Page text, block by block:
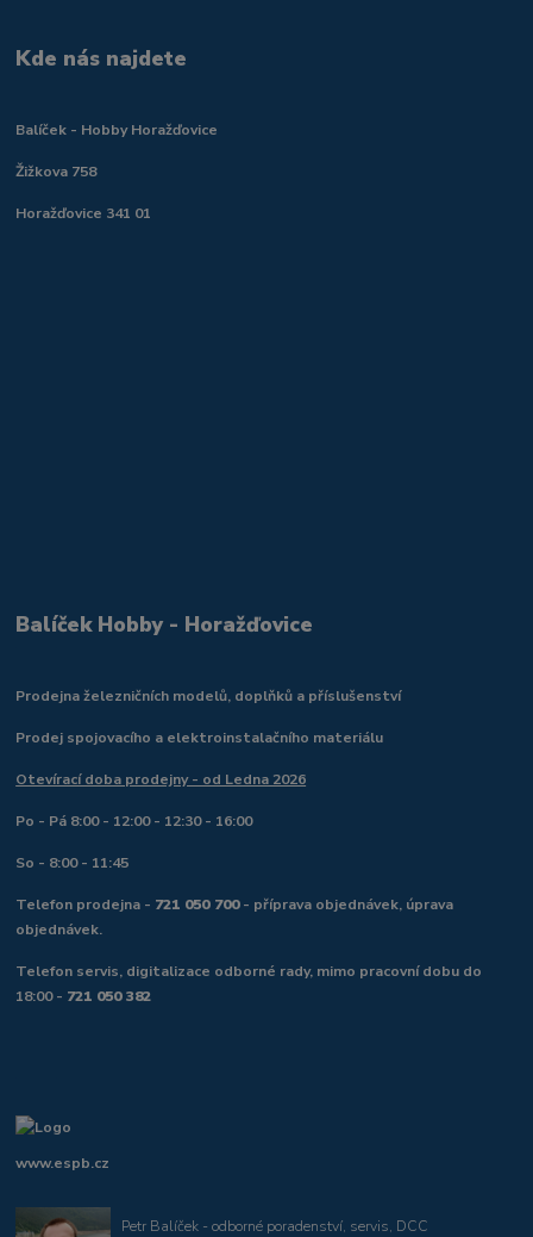
Kde nás najdete
Balíček - Hobby Horažďovice
Žižkova 758
Horažďovice 341 01
Balíček Hobby - Horažďovice
Prodejna železničních modelů, doplňků a příslušenství
Prodej spojovacího a elektroinstalačního materiálu
Otevírací doba prodejny - od Ledna 2026
Po - Pá 8:00 - 12:00 - 12:30 - 16:00
So - 8:00 - 11:45
Telefon prodejna - 721 050 700- příprava objednávek, úprava
objednávek.
Telefon servis, digitalizace odborné rady, mimo pracovní dobu do
18:00 - 721 050 382
www.espb.cz
Petr Balíček - odborné poradenství, servis, DCC